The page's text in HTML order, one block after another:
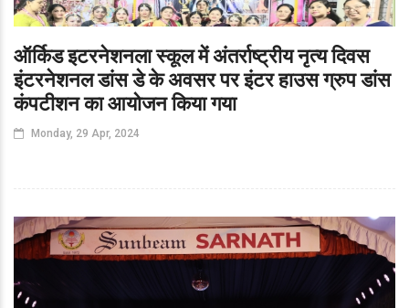
ऑर्किड इटरनेशनला स्कूल में अंतर्राष्ट्रीय नृत्य दिवस
इंटरनेशनल डांस डे के अवसर पर इंटर हाउस ग्रुप डांस
कंपटीशन का आयोजन किया गया
Monday, 29 Apr, 2024